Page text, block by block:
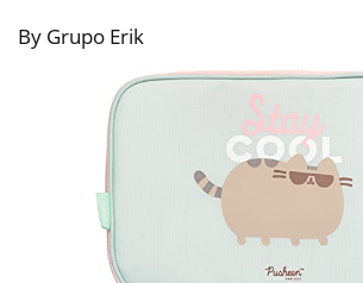
By Grupo Erik